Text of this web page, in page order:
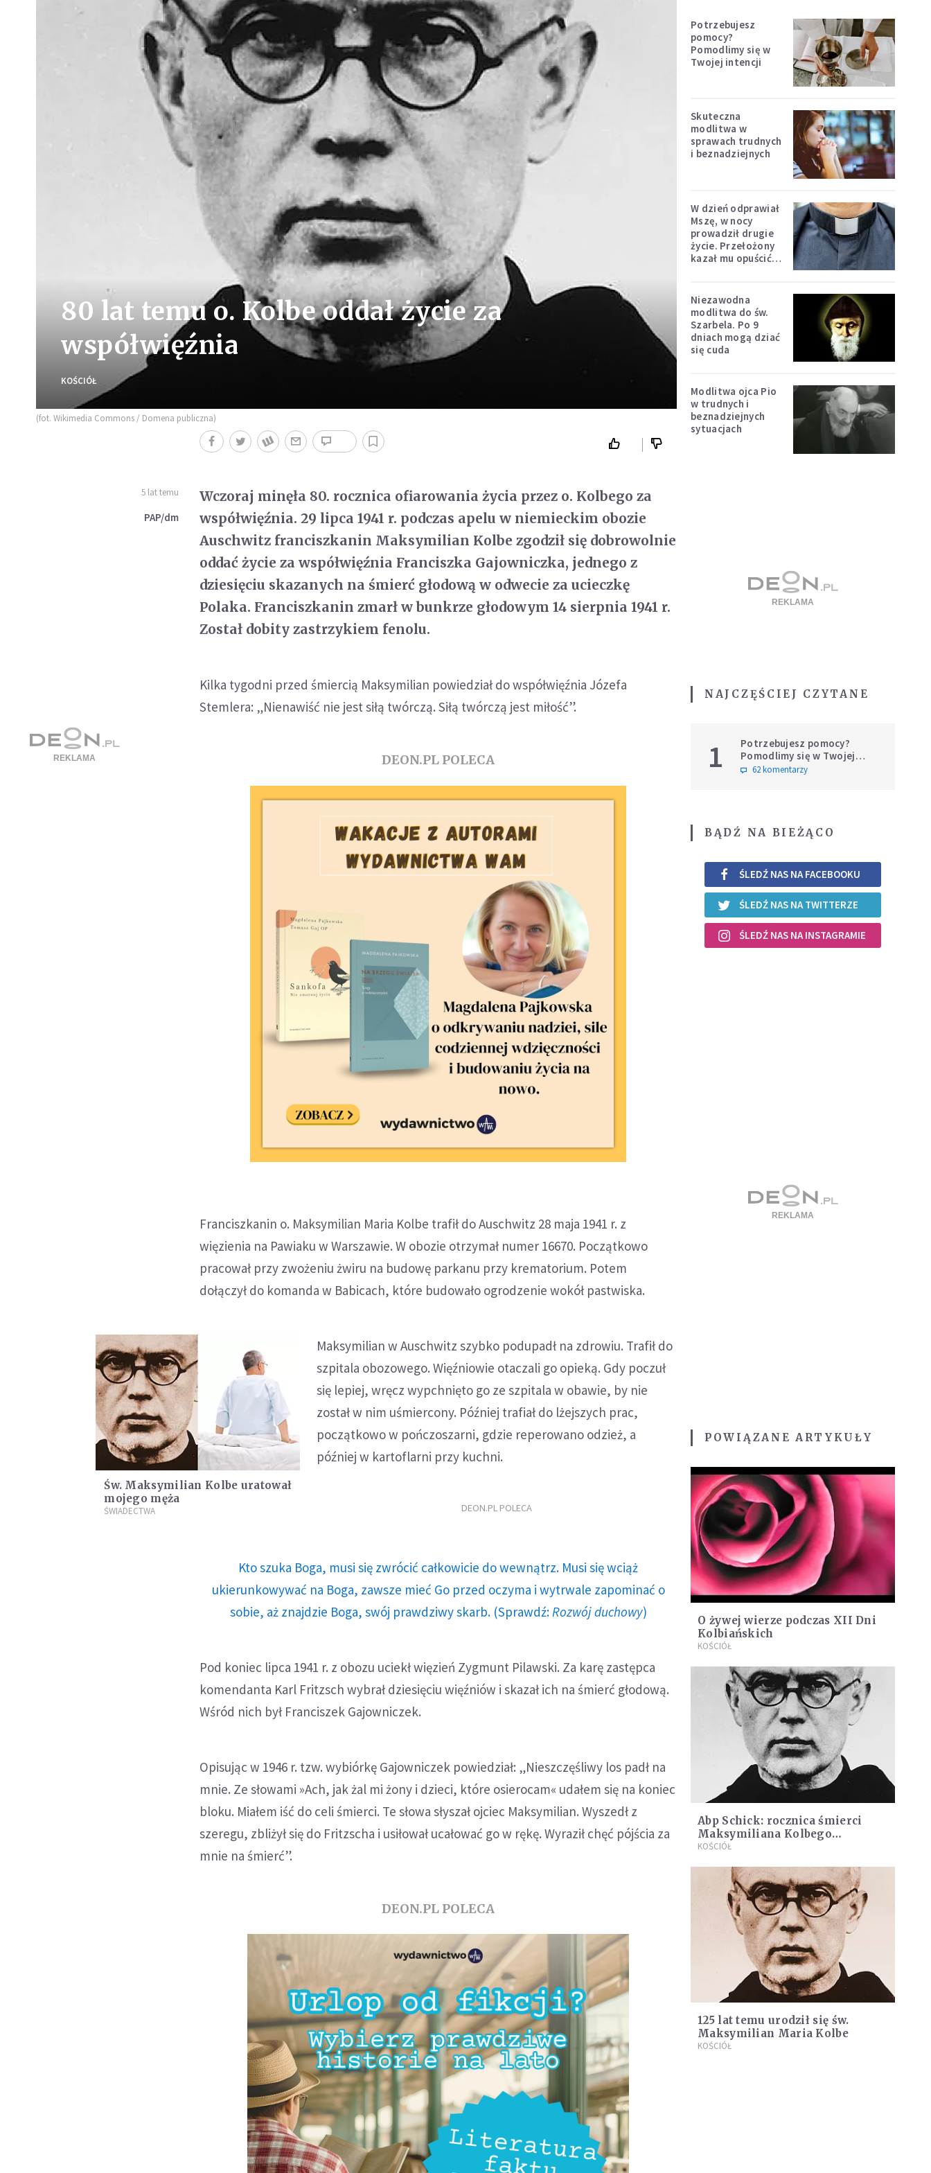
80 lat temu o. Kolbe oddał życie za
współwięźnia
KOŚCIÓŁ
(fot. Wikimedia Commons / Domena publiczna)
5 lat temu
PAP/dm
Wczoraj minęła 80. rocznica ofiarowania życia przez o. Kolbego za
współwięźnia. 29 lipca 1941 r. podczas apelu w niemieckim obozie
Auschwitz franciszkanin Maksymilian Kolbe zgodził się dobrowolnie
oddać życie za współwięźnia Franciszka Gajowniczka, jednego z
dziesięciu skazanych na śmierć głodową w odwecie za ucieczkę
Polaka. Franciszkanin zmarł w bunkrze głodowym 14 sierpnia 1941 r.
Został dobity zastrzykiem fenolu.
Kilka tygodni przed śmiercią Maksymilian powiedział do współwięźnia Józefa
Stemlera: „Nienawiść nie jest siłą twórczą. Siłą twórczą jest miłość”.
DEON.PL POLECA
Franciszkanin o. Maksymilian Maria Kolbe trafił do Auschwitz 28 maja 1941 r. z
więzienia na Pawiaku w Warszawie. W obozie otrzymał numer 16670. Początkowo
pracował przy zwożeniu żwiru na budowę parkanu przy krematorium. Potem
dołączył do komanda w Babicach, które budowało ogrodzenie wokół pastwiska.
Św. Maksymilian Kolbe uratował
mojego męża
ŚWIADECTWA
Maksymilian w Auschwitz szybko podupadł na zdrowiu. Trafił do
szpitala obozowego. Więźniowie otaczali go opieką. Gdy poczuł
się lepiej, wręcz wypchnięto go ze szpitala w obawie, by nie
został w nim uśmiercony. Później trafiał do lżejszych prac,
początkowo w pończoszarni, gdzie reperowano odzież, a
później w kartoflarni przy kuchni.
DEON.PL POLECA
Kto szuka Boga, musi się zwrócić całkowicie do wewnątrz. Musi się wciąż
ukierunkowywać na Boga, zawsze mieć Go przed oczyma i wytrwale zapominać o
sobie, aż znajdzie Boga, swój prawdziwy skarb. (Sprawdź: Rozwój duchowy)
Pod koniec lipca 1941 r. z obozu uciekł więzień Zygmunt Pilawski. Za karę zastępca
komendanta Karl Fritzsch wybrał dziesięciu więźniów i skazał ich na śmierć głodową.
Wśród nich był Franciszek Gajowniczek.
Opisując w 1946 r. tzw. wybiórkę Gajowniczek powiedział: „Nieszczęśliwy los padł na
mnie. Ze słowami »Ach, jak żal mi żony i dzieci, które osierocam« udałem się na koniec
bloku. Miałem iść do celi śmierci. Te słowa słyszał ojciec Maksymilian. Wyszedł z
szeregu, zbliżył się do Fritzscha i usiłował ucałować go w rękę. Wyraził chęć pójścia za
mnie na śmierć”.
DEON.PL POLECA
Potrzebujesz
pomocy?
Pomodlimy się w
Twojej intencji
Skuteczna
modlitwa w
sprawach trudnych
i beznadziejnych
W dzień odprawiał
Mszę, w nocy
prowadził drugie
życie. Przełożony
kazał mu opuścić
Niezawodna
modlitwa do św.
Szarbela. Po 9
dniach mogą dziać
się cuda
Modlitwa ojca Pio
w trudnych i
beznadziejnych
sytuacjach
NAJCZĘŚCIEJ CZYTANE
1
Potrzebujesz pomocy?
Pomodlimy się w Twojej
intencji
62 komentarzy
BĄDŹ NA BIEŻĄCO
ŚLEDŹ NAS NA FACEBOOKU
ŚLEDŹ NAS NA TWITTERZE
ŚLEDŹ NAS NA INSTAGRAMIE
POWIĄZANE ARTYKUŁY
O żywej wierze podczas XII Dni
Kolbiańskich
KOŚCIÓŁ
Abp Schick: rocznica śmierci
Maksymiliana Kolbego
przypomina o konieczności
KOŚCIÓŁ
125 lat temu urodził się św.
Maksymilian Maria Kolbe
KOŚCIÓŁ